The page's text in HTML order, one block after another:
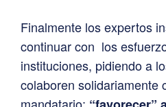
Finalmente los expertos
continuar con los
instituciones, pidiendo a
colaboren solidariamente
mandatario: